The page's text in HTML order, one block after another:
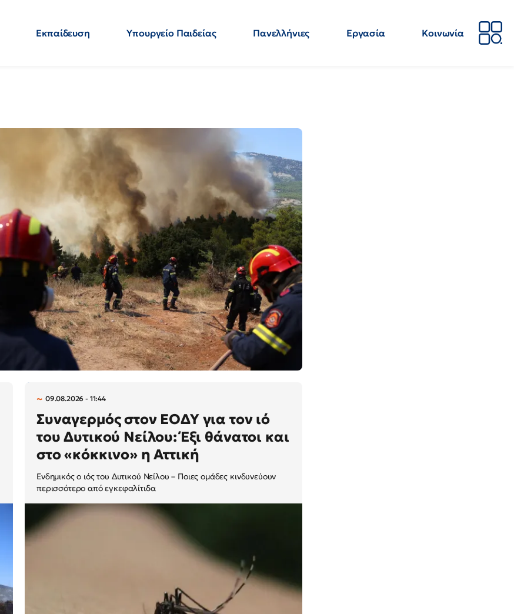
Εκπαίδευση Υπουργείο Παιδείας Πανελλήνιες Εργασία
Κοινωνία
09.08.2026 - 11:44
Συναγερμός στον ΕΟΔΥ για τον ιό
του Δυτικού Νείλου: Έξι θάνατοι και
στο «κόκκινο» η Αττική
Ενδημικός ο ιός του Δυτικού Νείλου – Ποιες ομάδες κινδυνεύουν
περισσότερο από εγκεφαλίτιδα